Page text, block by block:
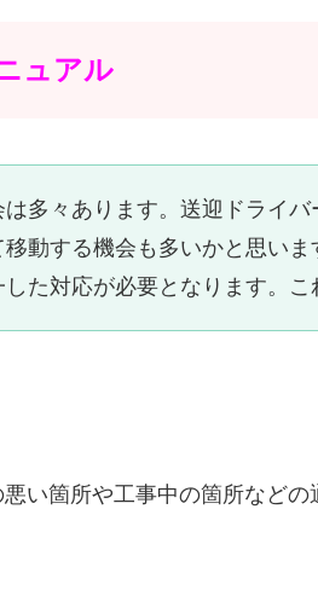
ュアル
多々あります。送迎ドライ
動する機会も多いかと思い
た対応が必要となります。こ
箇所や工事中の箇所などの